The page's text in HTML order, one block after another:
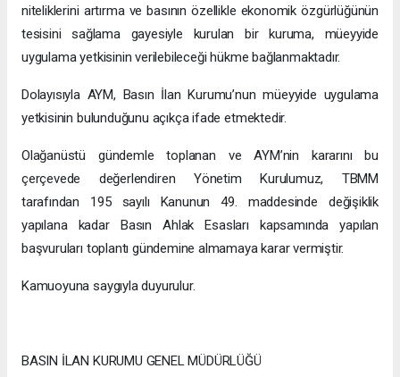
niteliklerini artırma ve basının özellikle ekonomik özgürlüğünün
tesisini sağlama gayesiyle kurulan bir kuruma, müeyyide
uygulama yetkisinin verilebileceği hükme bağlanmaktadır.
Dolayısıyla AYM, Basın İlan Kurumu’nun müeyyide uygulama
yetkisinin bulunduğunu açıkça ifade etmektedir.
Olağanüstü gündemle toplanan ve AYM’nin kararını bu
çerçevede değerlendiren Yönetim Kurulumuz, TBMM
tarafından 195 sayılı Kanunun 49. maddesinde değişiklik
yapılana kadar Basın Ahlak Esasları kapsamında yapılan
başvuruları toplantı gündemine almamaya karar vermiştir.
Kamuoyuna saygıyla duyurulur.
BASIN İLAN KURUMU GENEL MÜDÜRLÜĞÜ